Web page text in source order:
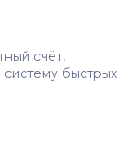
счёт,
систему быстрых